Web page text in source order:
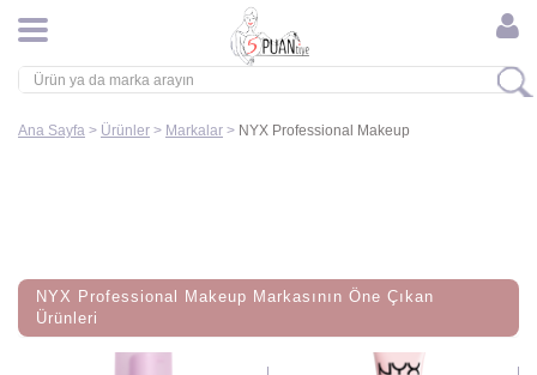
Ana Sayfa > Ürünler > Markalar > NYX Professional Makeup
NYX Professional Makeup Markasının Öne Çıkan
Ürünleri